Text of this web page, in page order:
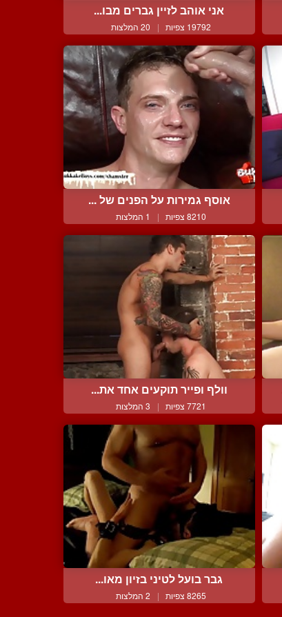
אני אוהב לזיין גברים מבו...
19792 צפיות | 20 המלצות
אוסף גמירות על הפנים של ...
8210 צפיות | 1 המלצות
וולף ופייר תוקעים אחד את...
7721 צפיות | 3 המלצות
גבר בועל לטיני בזיון מאו...
8265 צפיות | 2 המלצות